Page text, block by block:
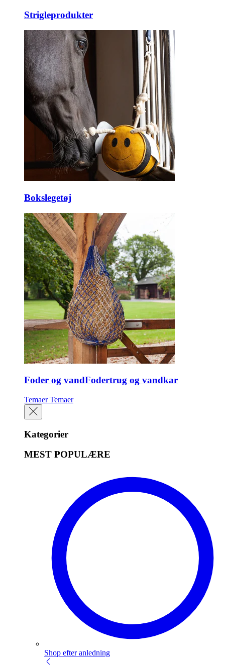
Strigleprodukter
Bokslegetøj
Foder og vandFodertrug og vandkar
Temaer Temaer
Kategorier
MEST POPULÆRE
Shop efter anledning